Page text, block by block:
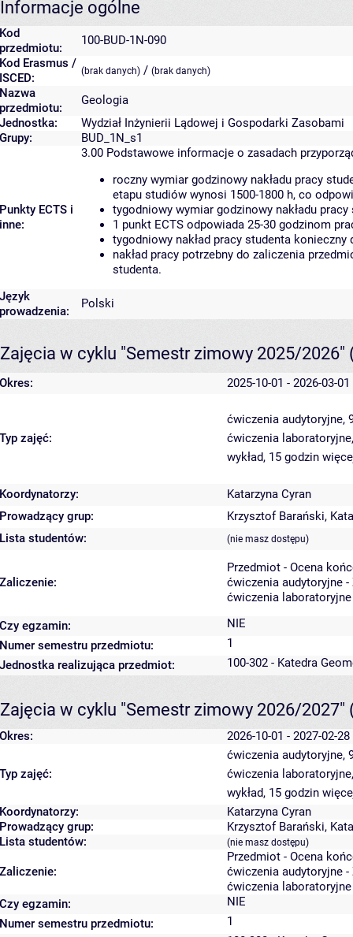
Informacje ogólne
Kod
przedmiotu:
100-BUD-1N-090
Kod Erasmus /
ISCED:
(brak danych) / (brak danych)
Nazwa
przedmiotu:
Geologia
Jednostka:
Wydział Inżynierii Lądowej i Gospodarki Zasobami
Grupy:
BUD_1N_s1
Punkty ECTS i
inne:
3.00 Podstawowe informacje o zasadach
roczny wymiar godzinowy nakładu pracy
etapu studiów wynosi 1500-1800 h, co
tygodniowy wymiar godzinowy nakładu
1 punkt ECTS odpowiada 25-30 godzinom
tygodniowy nakład pracy studenta
nakład pracy potrzebny do zaliczenia
studenta.
Język
prowadzenia:
Polski
Zajęcia w cyklu "Semestr zimowy 2025/2026"
Okres: 2025-10-01 - 2026-03-01
Typ zajęć:
ćwiczenia audytoryjne,
ćwiczenia
wykład, 15 godzin
Koordynatorzy:
Katarzyna Cyran
Prowadzący grup:
Krzysztof Barański,
Lista studentów:
(nie masz dostępu)
Zaliczenie:
Przedmiot - Ocena
ćwiczenia audytoryjne
ćwiczenia
Czy egzamin:
NIE
Numer semestru przedmiotu:
1
Jednostka realizująca przedmiot:
100-302 - Katedra
Zajęcia w cyklu "Semestr zimowy 2026/2027"
Okres: 2026-10-01 - 2027-02-28
Typ zajęć:
ćwiczenia audytoryjne,
ćwiczenia
wykład, 15 godzin
Koordynatorzy:
Katarzyna Cyran
Prowadzący grup:
Krzysztof Barański,
Lista studentów:
(nie masz dostępu)
Zaliczenie:
Przedmiot - Ocena
ćwiczenia audytoryjne
ćwiczenia
Czy egzamin:
NIE
Numer semestru przedmiotu:
1